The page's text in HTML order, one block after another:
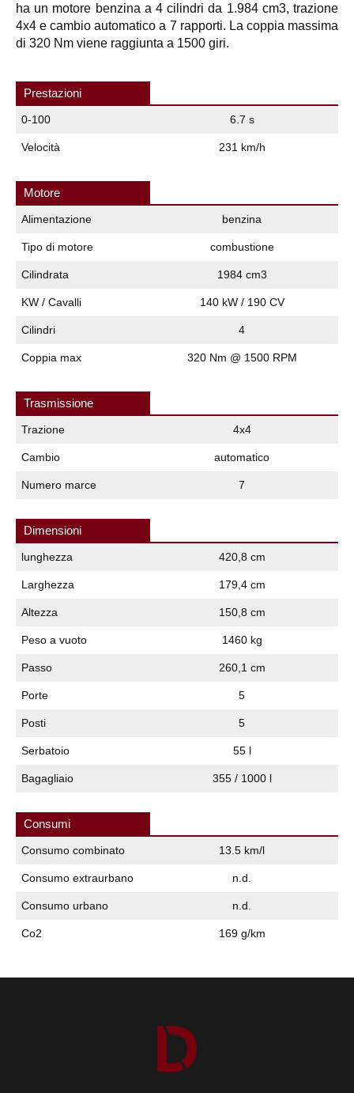
ha un motore benzina a 4 cilindri da 1.984 cm3, trazione
4x4 e cambio automatico a 7 rapporti. La coppia massima
di 320 Nm viene raggiunta a 1500 giri.
Prestazioni
0-100 6.7 s
Velocità 231 km/h
Motore
Alimentazione benzina
Tipo di motore combustione
Cilindrata 1984 cm3
KW / Cavalli 140 kW / 190 CV
Cilindri 4
Coppia max 320 Nm @ 1500 RPM
Trasmissione
Trazione 4x4
Cambio automatico
Numero marce 7
Dimensioni
lunghezza 420,8 cm
Larghezza 179,4 cm
Altezza 150,8 cm
Peso a vuoto 1460 kg
Passo 260,1 cm
Porte 5
Posti 5
Serbatoio 55 l
Bagagliaio 355 / 1000 l
Consumi
Consumo combinato 13.5 km/l
Consumo extraurbano n.d.
Consumo urbano n.d.
Co2 169 g/km